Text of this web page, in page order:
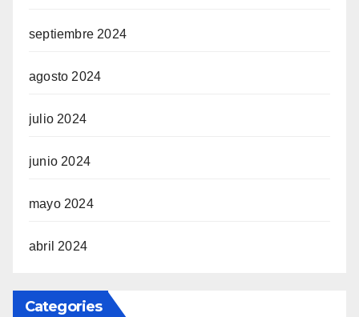
septiembre 2024
agosto 2024
julio 2024
junio 2024
mayo 2024
abril 2024
Categories